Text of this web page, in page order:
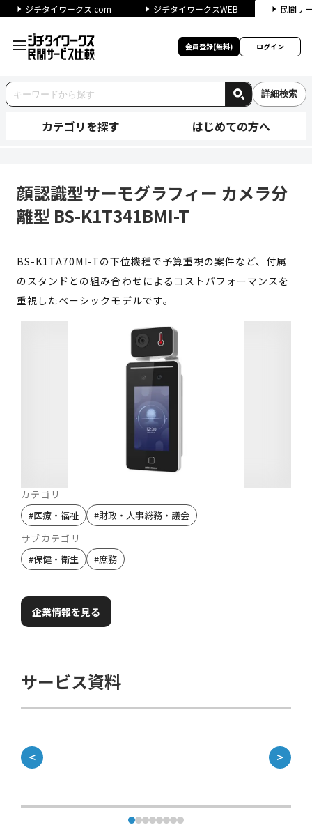
ジチタイワークス.com ジチタイワークスWEB 民間サ
会員登録(無料) ログイン
詳細検索
カテゴリを探す はじめての方へ
顔認識型サーモグラフィー カメラ分
離型 BS-K1T341BMI-T
BS-K1TA70MI-Tの下位機種で予算重視の案件など、付属
のスタンドとの組み合わせによるコストパフォーマンスを
重視したベーシックモデルです。
カテゴリ
#医療・福祉 #財政・人事総務・議会
サブカテゴリ
#保健・衛生 #庶務
企業情報を見る
サービス資料
＜ ＞